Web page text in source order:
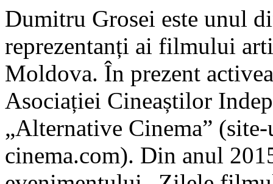
Dumitru Grosei este unul
reprezentanți ai filmului
Moldova. În prezent
Asociației Cineaștilor
„Alternative Cinema”
cinema.com). Din anul